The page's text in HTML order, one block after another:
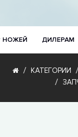
НОЖЕЙ ДИЛЕРАМ
КАТЕГОРИИ